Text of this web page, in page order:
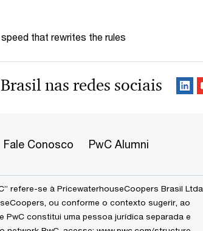
that rewrites the rules
nas redes sociais
Fale Conosco PwC Alumni
refere-se à PricewaterhouseCoopers Brasil Ltda.,
ou conforme o contexto sugerir, ao
PwC constitui uma pessoa jurídica separada e